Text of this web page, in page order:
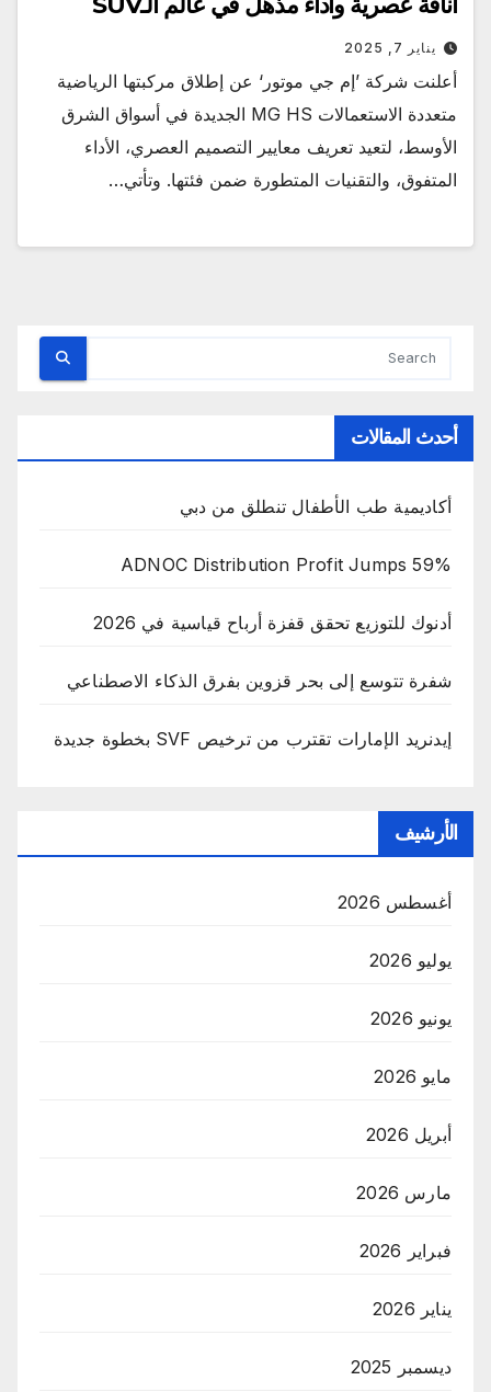
يناير 7, 2025
أعلنت شركة ’إم جي موتور‘ عن إطلاق مركبتها الرياضية
متعددة الاستعمالات MG HS الجديدة في أسواق الشرق
الأوسط، لتعيد تعريف معايير التصميم العصري، الأداء
المتفوق، والتقنيات المتطورة ضمن فئتها. وتأتي…
أحدث المقالات
أكاديمية طب الأطفال تنطلق من دبي
ADNOC Distribution Profit Jumps 59%
أدنوك للتوزيع تحقق قفزة أرباح قياسية في 2026
شفرة تتوسع إلى بحر قزوين بفرق الذكاء الاصطناعي
إيدنريد الإمارات تقترب من ترخيص SVF بخطوة جديدة
الأرشيف
أغسطس 2026
يوليو 2026
يونيو 2026
مايو 2026
أبريل 2026
مارس 2026
فبراير 2026
يناير 2026
ديسمبر 2025